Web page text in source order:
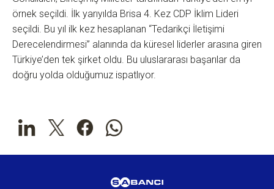
örnek seçildi. İlk yarıyılda Brisa 4. Kez CDP İklim Lideri
seçildi. Bu yıl ilk kez hesaplanan “Tedarikçi İletişimi
Derecelendirmesi” alanında da küresel liderler arasına giren
Türkiye’den tek şirket oldu. Bu uluslararası başarılar da
doğru yolda olduğumuz ispatlıyor.